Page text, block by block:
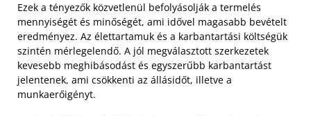
Ezek a tényezők közvetlenül befolyásolják a termelés
mennyiségét és minőségét, ami idővel magasabb bevételt
eredményez. Az élettartamuk és a karbantartási költségük
szintén mérlegelendő. A jól megválasztott szerkezetek
kevesebb meghibásodást és egyszerűbb karbantartást
jelentenek, ami csökkenti az állásidőt, illetve a
munkaerőigényt.